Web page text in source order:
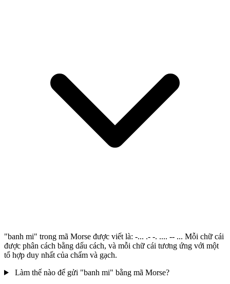
"banh mi" trong mã Morse được viết là: -... .- -. .... -- ... Mỗi chữ cái
được phân cách bằng dấu cách, và mỗi chữ cái tương ứng với một
tổ hợp duy nhất của chấm và gạch.
Làm thế nào để gửi "banh mi" bằng mã Morse?